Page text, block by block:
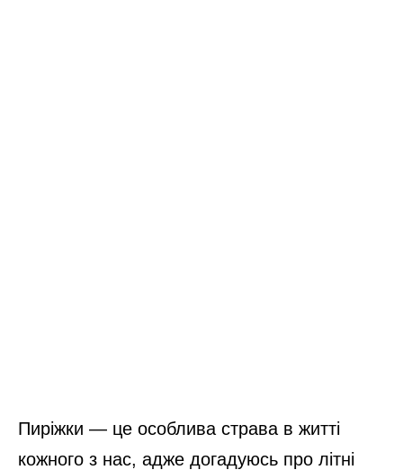
Пиріжки — це особлива страва в житті
кожного з нас, адже догадуюсь про літні